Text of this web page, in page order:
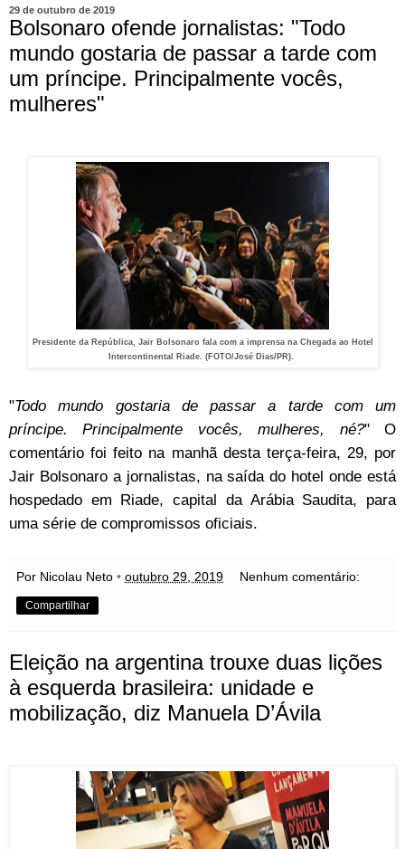
29 de outubro de 2019
Bolsonaro ofende jornalistas: "Todo
mundo gostaria de passar a tarde com
um príncipe. Principalmente vocês,
mulheres"
Presidente da República, Jair Bolsonaro fala com a imprensa na Chegada ao Hotel
Intercontinental Riade. (FOTO/José Dias/PR).
"Todo mundo gostaria de passar a tarde com um
príncipe. Principalmente vocês, mulheres, né?" O
comentário foi feito na manhã desta terça-feira, 29, por
Jair Bolsonaro a jornalistas, na saída do hotel onde está
hospedado em Riade, capital da Arábia Saudita, para
uma série de compromissos oficiais.
Por Nicolau Neto • outubro 29, 2019 Nenhum comentário:
Compartilhar
Eleição na argentina trouxe duas lições
à esquerda brasileira: unidade e
mobilização, diz Manuela D’Ávila